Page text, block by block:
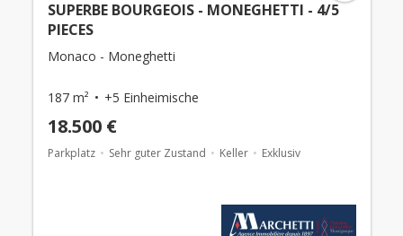
SUPERBE BOURGEOIS - MONEGHETTI - 4/5
PIECES
Monaco - Moneghetti
187 m² +5 Einheimische
18.500 €
Parkplatz Sehr guter Zustand Keller Exklusiv